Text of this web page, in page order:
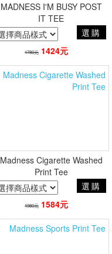
MADNESS I'M BUSY POST
IT TEE
選購
1780元 1424元
Madness Cigarette Washed
Print Tee
選購
1980元 1584元